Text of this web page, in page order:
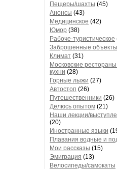
Пещеры/шахты (45)
Анонсы (43)
Медицинское (42)
Юмор (38)
Рабоче-туристическое
Заброшенные объекты
Климат (31)
Московские
кухни (28)
Горные лыжи (27)
Автостоп (26)
Путешественники (26)
Делюсь опытом (21)
Наши лекции/
(20)
Иностранные языки
Плавания водные и
Мои рассказы (15)
Эмиграция (13)
Велосипеды/самокаты